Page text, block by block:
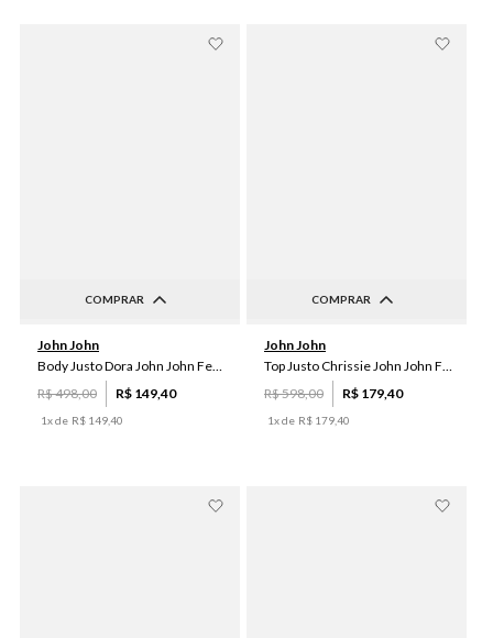
COMPRAR
John John
Body Justo Dora John John Feminino
R$498,00 R$ 149,40
1x de R$ 14940
COMPRAR
John John
Top Justo Chrissie John John Feminino
R$598,00 R$ 179,40
1x de R$ 17940